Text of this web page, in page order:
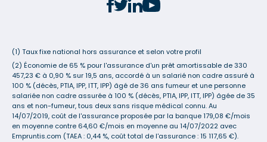
(1) Taux fixe national hors assurance et selon votre profil
(2) Économie de 65 % pour l'assurance d'un prêt amortissable de 330
457,23 € à 0,90 % sur 19,5 ans, accordé à un salarié non cadre assuré à
100 % (décès, PTIA, IPP, ITT, IPP) âgé de 36 ans fumeur et une personne
salariée non cadre assurée à 100 % (décès, PTIA, IPP, ITT, IPP) âgée de 35
ans et non-fumeur, tous deux sans risque médical connu. Au
14/07/2019, coût de l'assurance proposée par la banque 179,08 €/mois
en moyenne contre 64,60 €/mois en moyenne au 14/07/2022 avec
Empruntis.com (TAEA : 0,44 %, coût total de l'assurance : 15 117,65 €).